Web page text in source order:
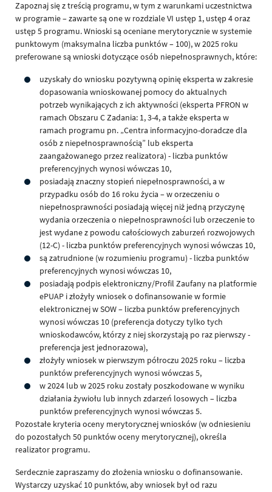
Zapoznaj się z treścią programu, w tym z warunkami uczestnictwa
w programie – zawarte są one w rozdziale VI ustęp 1, ustęp 4 oraz
ustęp 5 programu. Wnioski są oceniane merytorycznie w systemie
punktowym (maksymalna liczba punktów – 100), w 2025 roku
preferowane są wnioski dotyczące osób niepełnosprawnych, które:
uzyskały do wniosku pozytywną opinię eksperta w zakresie
dopasowania wnioskowanej pomocy do aktualnych
potrzeb wynikających z ich aktywności (eksperta PFRON w
ramach Obszaru C Zadania: 1, 3-4, a także eksperta w
ramach programu pn. „Centra informacyjno-doradcze dla
osób z niepełnosprawnością” lub eksperta
zaangażowanego przez realizatora) - liczba punktów
preferencyjnych wynosi wówczas 10,
posiadają znaczny stopień niepełnosprawności, a w
przypadku osób do 16 roku życia – w orzeczeniu o
niepełnosprawności posiadają więcej niż jedną przyczynę
wydania orzeczenia o niepełnosprawności lub orzeczenie to
jest wydane z powodu całościowych zaburzeń rozwojowych
(12-C) - liczba punktów preferencyjnych wynosi wówczas 10,
są zatrudnione (w rozumieniu programu) - liczba punktów
preferencyjnych wynosi wówczas 10,
posiadają podpis elektroniczny/Profil Zaufany na platformie
ePUAP i złożyły wniosek o dofinansowanie w formie
elektronicznej w SOW – liczba punktów preferencyjnych
wynosi wówczas 10 (preferencja dotyczy tylko tych
wnioskodawców, którzy z niej skorzystają po raz pierwszy -
preferencja jest jednorazowa),
złożyły wniosek w pierwszym półroczu 2025 roku – liczba
punktów preferencyjnych wynosi wówczas 5,
w 2024 lub w 2025 roku zostały poszkodowane w wyniku
działania żywiołu lub innych zdarzeń losowych – liczba
punktów preferencyjnych wynosi wówczas 5.
Pozostałe kryteria oceny merytorycznej wniosków (w odniesieniu
do pozostałych 50 punktów oceny merytorycznej), określa
realizator programu.
Serdecznie zapraszamy do złożenia wniosku o dofinansowanie.
Wystarczy uzyskać 10 punktów, aby wniosek był od razu